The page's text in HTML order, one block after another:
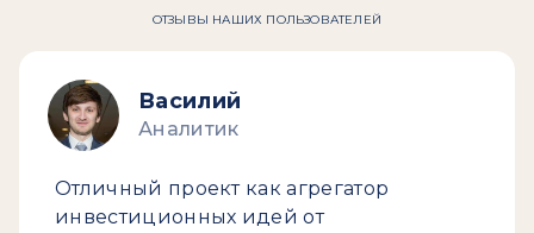
ОТЗЫВЫ НАШИХ ПОЛЬЗОВАТЕЛЕЙ
Василий
Аналитик
Отличный проект как агрегатор
инвестиционных идей от